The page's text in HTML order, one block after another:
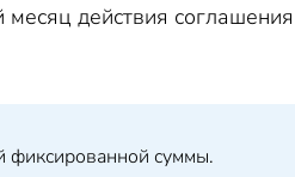
действия
фиксированной суммы.